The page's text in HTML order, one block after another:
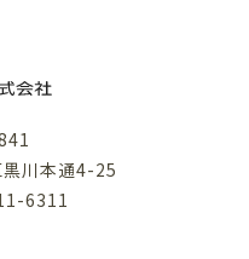
川本通4-25
6311